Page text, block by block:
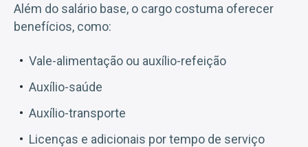
Além do salário base, o cargo costuma oferecer
benefícios, como:
Vale-alimentação ou auxílio-refeição
Auxílio-saúde
Auxílio-transporte
Licenças e adicionais por tempo de serviço